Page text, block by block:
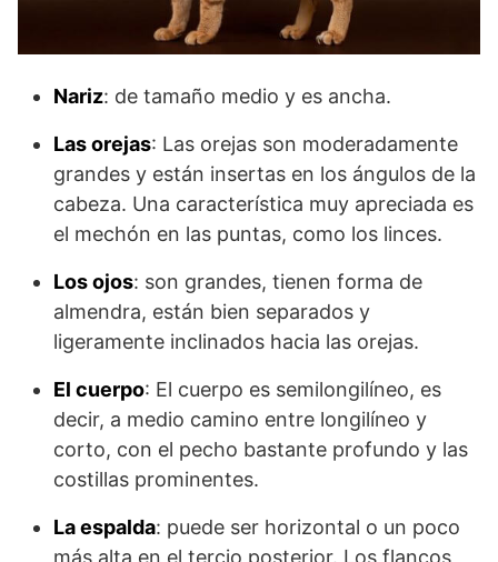
Nariz: de tamaño medio y es ancha.
Las orejas: Las orejas son moderadamente
grandes y están insertas en los ángulos de la
cabeza. Una característica muy apreciada es
el mechón en las puntas, como los linces.
Los ojos: son grandes, tienen forma de
almendra, están bien separados y
ligeramente inclinados hacia las orejas.
El cuerpo: El cuerpo es semilongilíneo, es
decir, a medio camino entre longilíneo y
corto, con el pecho bastante profundo y las
costillas prominentes.
La espalda: puede ser horizontal o un poco
más alta en el tercio posterior. Los flancos